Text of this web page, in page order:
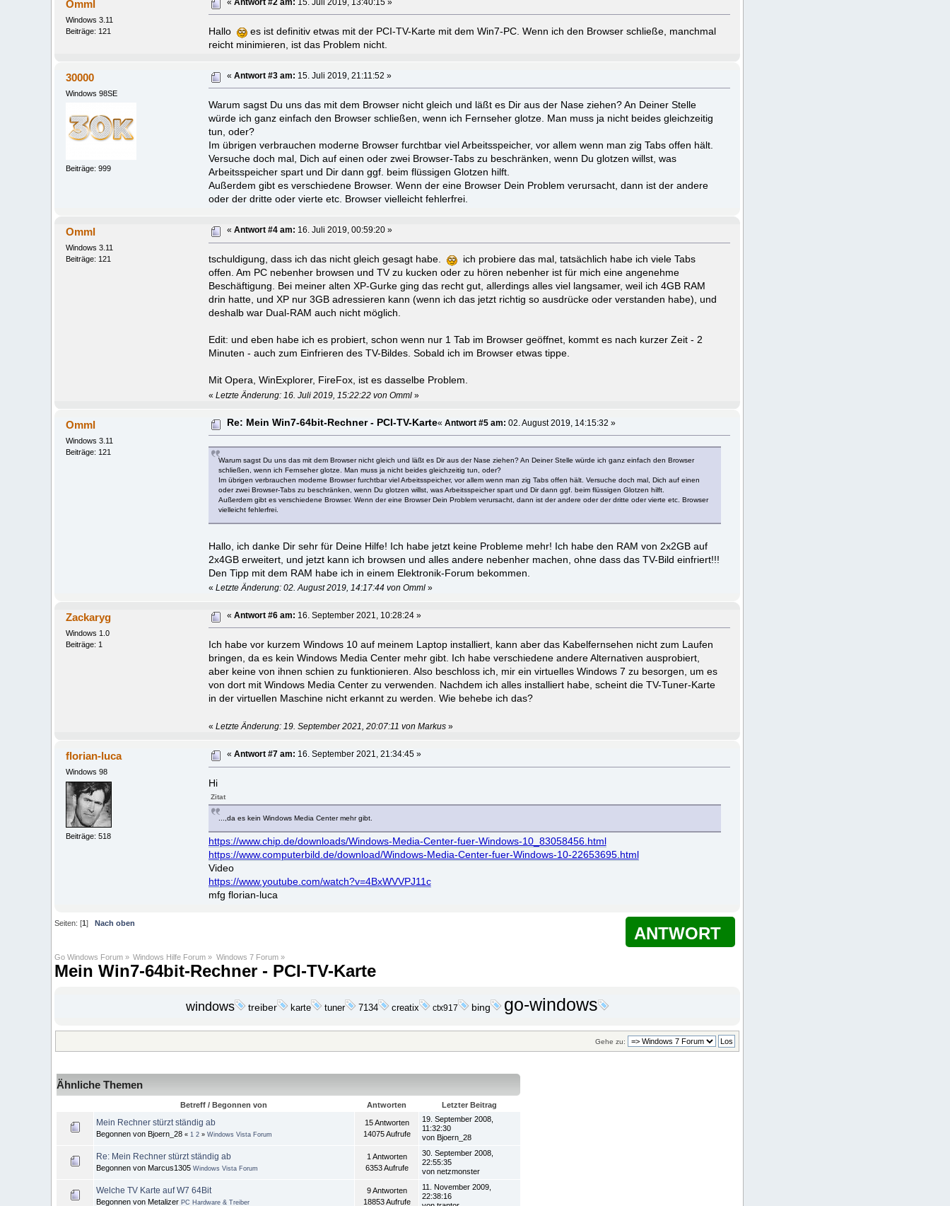
Omml
Windows 3.11
Beiträge: 121
«Antwort #2 am: 15. Juli 2019, 13:40:15 »
Hallo
es ist definitiv etwas mit der PCI-TV-Karte mit dem Win7-PC. Wenn ich den Browser schließe, manchmal
reicht minimieren, ist das Problem nicht.
30000
Windows 98SE
Beiträge: 999
«Antwort #3 am: 15. Juli 2019, 21:11:52 »
Warum sagst Du uns das mit dem Browser nicht gleich und läßt es Dir aus der Nase ziehen? An Deiner Stelle
würde ich ganz einfach den Browser schließen, wenn ich Fernseher glotze. Man muss ja nicht beides gleichzeitig
tun, oder?
Im übrigen verbrauchen moderne Browser furchtbar viel Arbeitsspeicher, vor allem wenn man zig Tabs offen hält.
Versuche doch mal, Dich auf einen oder zwei Browser-Tabs zu beschränken, wenn Du glotzen willst, was
Arbeitsspeicher spart und Dir dann ggf. beim flüssigen Glotzen hilft.
Außerdem gibt es verschiedene Browser. Wenn der eine Browser Dein Problem verursacht, dann ist der andere
oder der dritte oder vierte etc. Browser vielleicht fehlerfrei.
Omml
Windows 3.11
Beiträge: 121
«Antwort #4 am: 16. Juli 2019, 00:59:20 »
tschuldigung, dass ich das nicht gleich gesagt habe.
ich probiere das mal, tatsächlich habe ich viele Tabs
offen. Am PC nebenher browsen und TV zu kucken oder zu hören nebenher ist für mich eine angenehme
Beschäftigung. Bei meiner alten XP-Gurke ging das recht gut, allerdings alles viel langsamer, weil ich 4GB RAM
drin hatte, und XP nur 3GB adressieren kann (wenn ich das jetzt richtig so ausdrücke oder verstanden habe), und
deshalb war Dual-RAM auch nicht möglich.
Edit: und eben habe ich es probiert, schon wenn nur 1 Tab im Browser geöffnet, kommt es nach kurzer Zeit - 2
Minuten - auch zum Einfrieren des TV-Bildes. Sobald ich im Browser etwas tippe.
Mit Opera, WinExplorer, FireFox, ist es dasselbe Problem.
« Letzte Änderung: 16. Juli 2019, 15:22:22 von Omml»
Omml
Windows 3.11
Beiträge: 121
Re: Mein Win7-64bit-Rechner - PCI-TV-Karte«Antwort #5 am: 02. August 2019, 14:15:32 »
Warum sagst Du uns das mit dem Browser nicht gleich und läßt es Dir aus der Nase ziehen? An Deiner Stelle würde ich ganz einfach den Browser
schließen, wenn ich Fernseher glotze. Man muss ja nicht beides gleichzeitig tun, oder?
Im übrigen verbrauchen moderne Browser furchtbar viel Arbeitsspeicher, vor allem wenn man zig Tabs offen hält. Versuche doch mal, Dich auf einen
oder zwei Browser-Tabs zu beschränken, wenn Du glotzen willst, was Arbeitsspeicher spart und Dir dann ggf. beim flüssigen Glotzen hilft.
Außerdem gibt es verschiedene Browser. Wenn der eine Browser Dein Problem verursacht, dann ist der andere oder der dritte oder vierte etc. Browser
vielleicht fehlerfrei.
Hallo, ich danke Dir sehr für Deine Hilfe! Ich habe jetzt keine Probleme mehr! Ich habe den RAM von 2x2GB auf
2x4GB erweitert, und jetzt kann ich browsen und alles andere nebenher machen, ohne dass das TV-Bild einfriert!!!
Den Tipp mit dem RAM habe ich in einem Elektronik-Forum bekommen.
« Letzte Änderung: 02. August 2019, 14:17:44 von Omml»
Zackaryg
Windows 1.0
Beiträge: 1
«Antwort #6 am: 16. September 2021, 10:28:24 »
Ich habe vor kurzem Windows 10 auf meinem Laptop installiert, kann aber das Kabelfernsehen nicht zum Laufen
bringen, da es kein Windows Media Center mehr gibt. Ich habe verschiedene andere Alternativen ausprobiert,
aber keine von ihnen schien zu funktionieren. Also beschloss ich, mir ein virtuelles Windows 7 zu besorgen, um es
von dort mit Windows Media Center zu verwenden. Nachdem ich alles installiert habe, scheint die TV-Tuner-Karte
in der virtuellen Maschine nicht erkannt zu werden. Wie behebe ich das?
« Letzte Änderung: 19. September 2021, 20:07:11 von Markus»
florian-luca
Windows 98
Beiträge: 518
«Antwort #7 am: 16. September 2021, 21:34:45 »
Hi
Zitat
...,da es kein Windows Media Center mehr gibt.
https://www.chip.de/downloads/Windows-Media-Center-fuer-Windows-10_83058456.html
https://www.computerbild.de/download/Windows-Media-Center-fuer-Windows-10-22653695.html
Video
https://www.youtube.com/watch?v=4BxWVVPJ11c
mfg florian-luca
ANTWORT
Seiten: [1] Nach oben
Go Windows Forum » Windows Hilfe Forum » Windows 7 Forum»
Mein Win7-64bit-Rechner - PCI-TV-Karte
windows treiber karte tuner 7134 creatix ctx917 bing go-windows
Gehe zu:
Ähnliche Themen
Betreff / Begonnen von Antworten Letzter Beitrag
Mein Rechner stürzt ständig ab
Begonnen von Bjoern_28 « 1 2 » Windows Vista Forum
15 Antworten
14075 Aufrufe
19. September 2008,
11:32:30
von Bjoern_28
Re: Mein Rechner stürzt ständig ab
Begonnen von Marcus1305 Windows Vista Forum
1 Antworten
6353 Aufrufe
30. September 2008,
22:55:35
von netzmonster
Welche TV Karte auf W7 64Bit
Begonnen von Metalizer PC Hardware & Treiber
9 Antworten
18853 Aufrufe
11. November 2009,
22:38:16